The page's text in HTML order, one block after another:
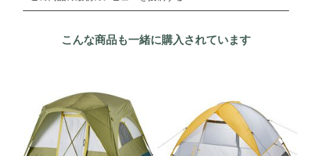
こんな商品も一緒に購入されています